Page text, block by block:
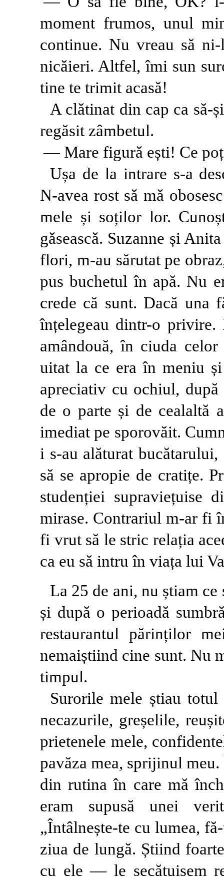
moment frumos, unul
continue. Nu vreau să
nicăieri. Altfel, îmi sun
tine te trimit acasă!
A clătinat din cap ca să-
regăsit zâmbetul.
— Mare figură ești! Ce
Ușa de la intrare s-a
N-avea rost să mă
mele și soților lor.
găsească. Suzanne și
flori, m-au sărutat pe
pus buchetul în apă. Nu
crede că sunt. Dacă una
înțelegeau dintr-o
amândouă, în ciuda
uitat la ce era în meniu
apreciativ cu ochiul,
de o parte și de cealaltă
imediat pe sporovăit.
i s-au alăturat
să se apropie de cratițe.
studenției supraviețuise
mirase. Contrariul m-ar fi
fi vrut să le stric relația
ca eu să intru în viața lui
La 25 de ani, nu știam
și după o perioadă
restaurantul părinților
nemaiștiind cine sunt. Nu
timpul.
Surorile mele știau
necazurile, greșelile,
prietenele mele,
pavăza mea, sprijinul
din rutina în care mă
eram supusă unei
„Întâlnește-te cu lumea,
ziua de lungă. Știind
cu ele — le secătuisem